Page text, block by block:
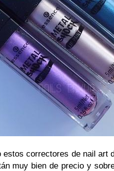
estos correctores de nail art
muy bien de precio y